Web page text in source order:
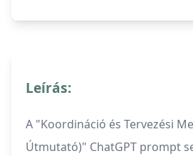
Leírás:
A "Koordináció és Tervezési
Útmutató)" ChatGPT prompt